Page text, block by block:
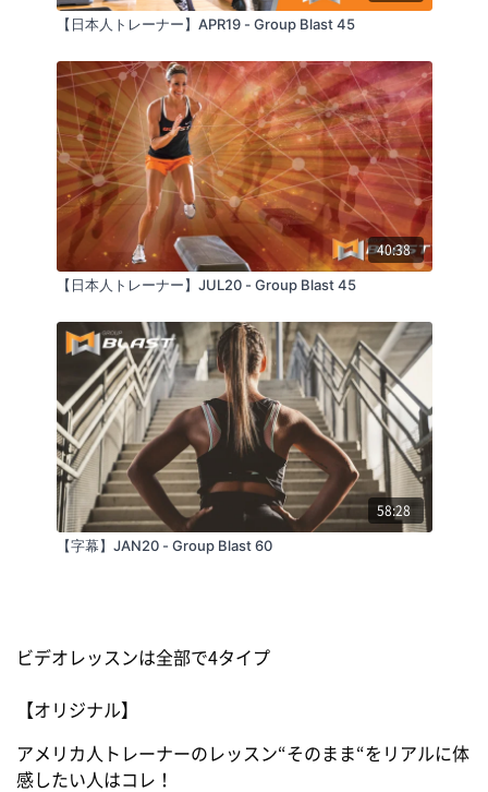
【日本人トレーナー】APR19 - Group Blast 45
40:38
【日本人トレーナー】JUL20 - Group Blast 45
58:28
【字幕】JAN20 - Group Blast 60
ビデオレッスンは全部で4タイプ
【オリジナル】
アメリカ人トレーナーのレッスン“そのまま“をリアルに体
感したい人はコレ！